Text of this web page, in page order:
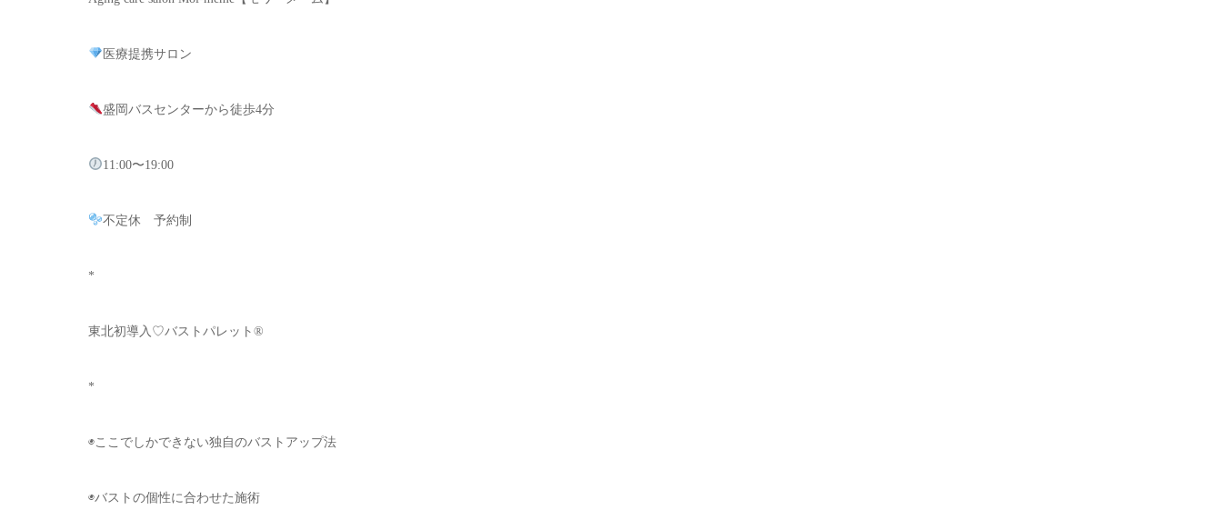
医療提携サロン
盛岡バスセンターから徒歩4分
11:00〜19:00
不定休 予約制
*
東北初導入♡バストパレット®️
*
◉ここでしかできない独自のバストアップ法
◉バストの個性に合わせた施術